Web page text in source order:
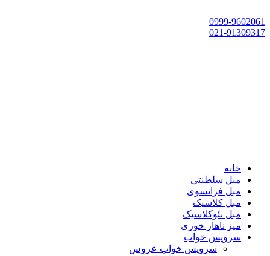
0999-9602061
021-91309317
خانه
مبل سلطنتی
مبل فرانسوی
مبل کلاسیک
مبل نئوکلاسیک
میز ناهار خوری
سرویس خواب
سرویس خواب عروس